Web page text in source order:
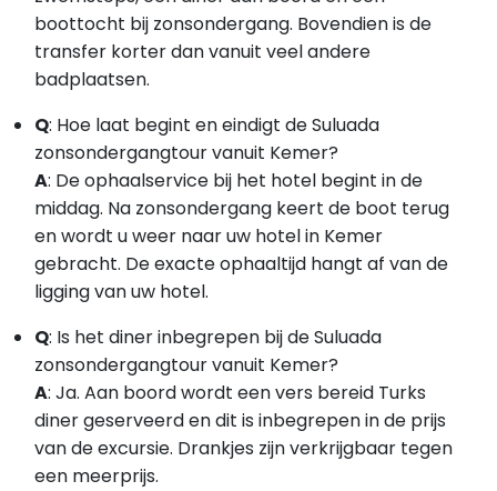
boottocht bij zonsondergang. Bovendien is de
transfer korter dan vanuit veel andere
badplaatsen.
Q: Hoe laat begint en eindigt de Suluada
zonsondergangtour vanuit Kemer?
A: De ophaalservice bij het hotel begint in de
middag. Na zonsondergang keert de boot terug
en wordt u weer naar uw hotel in Kemer
gebracht. De exacte ophaaltijd hangt af van de
ligging van uw hotel.
Q: Is het diner inbegrepen bij de Suluada
zonsondergangtour vanuit Kemer?
A: Ja. Aan boord wordt een vers bereid Turks
diner geserveerd en dit is inbegrepen in de prijs
van de excursie. Drankjes zijn verkrijgbaar tegen
een meerprijs.